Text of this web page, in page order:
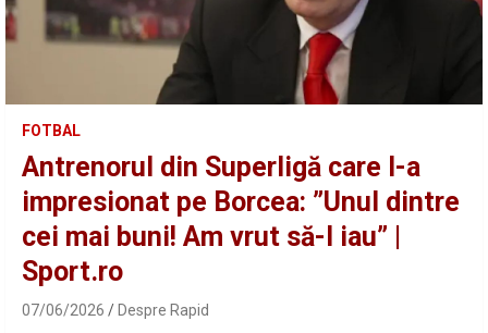
FOTBAL
Antrenorul din Superligă care l-a
impresionat pe Borcea: ”Unul dintre
cei mai buni! Am vrut să-l iau” |
Sport.ro
07/06/2026 Despre Rapid